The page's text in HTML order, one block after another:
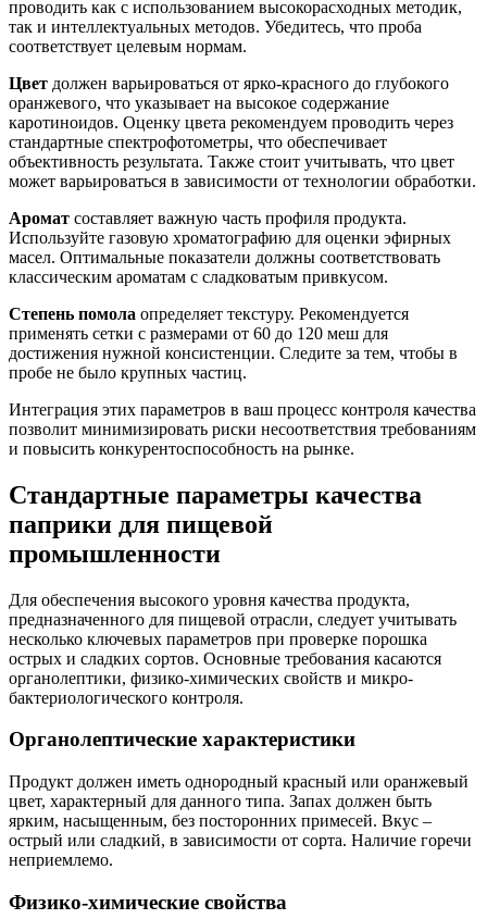
проводить как с использованием высокорасходных методик,
так и интеллектуальных методов. Убедитесь, что проба
соответствует целевым нормам.
Цвет должен варьироваться от ярко-красного до глубокого
оранжевого, что указывает на высокое содержание
каротиноидов. Оценку цвета рекомендуем проводить через
стандартные спектрофотометры, что обеспечивает
объективность результата. Также стоит учитывать, что цвет
может варьироваться в зависимости от технологии обработки.
Аромат составляет важную часть профиля продукта.
Используйте газовую хроматографию для оценки эфирных
масел. Оптимальные показатели должны соответствовать
классическим ароматам с сладковатым привкусом.
Степень помола определяет текстуру. Рекомендуется
применять сетки с размерами от 60 до 120 меш для
достижения нужной консистенции. Следите за тем, чтобы в
пробе не было крупных частиц.
Интеграция этих параметров в ваш процесс контроля качества
позволит минимизировать риски несоответствия требованиям
и повысить конкурентоспособность на рынке.
Стандартные параметры качества
паприки для пищевой
промышленности
Для обеспечения высокого уровня качества продукта,
предназначенного для пищевой отрасли, следует учитывать
несколько ключевых параметров при проверке порошка
острых и сладких сортов. Основные требования касаются
органолептики, физико-химических свойств и микро-
бактериологического контроля.
Органолептические характеристики
Продукт должен иметь однородный красный или оранжевый
цвет, характерный для данного типа. Запах должен быть
ярким, насыщенным, без посторонних примесей. Вкус –
острый или сладкий, в зависимости от сорта. Наличие горечи
неприемлемо.
Физико-химические свойства